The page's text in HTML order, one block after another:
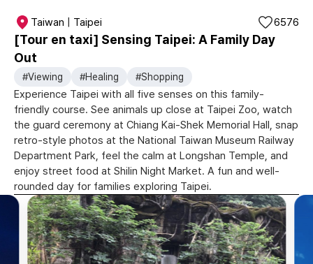
Taiwan | Taipei
[Tour en taxi] Sensing Taipei: A Family Day
Out
6576
#Viewing #Healing #Shopping
Experience Taipei with all five senses on this family-
friendly course. See animals up close at Taipei Zoo, watch
the guard ceremony at Chiang Kai-Shek Memorial Hall, snap
retro-style photos at the National Taiwan Museum Railway
Department Park, feel the calm at Longshan Temple, and
enjoy street food at Shilin Night Market. A fun and well-
rounded day for families exploring Taipei.